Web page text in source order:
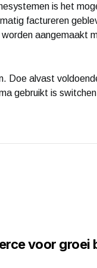
is het
factureren
aangemaakt
Doe alvast
gebruikt is
voor groei